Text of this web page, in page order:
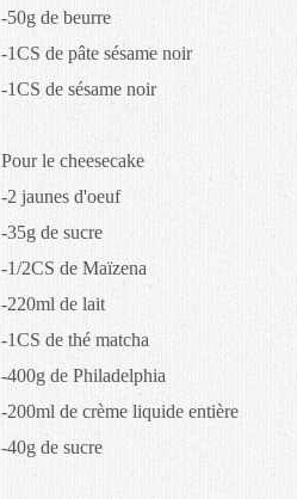
-50g de beurre
-1CS de pâte sésame noir
-1CS de sésame noir
Pour le cheesecake
-2 jaunes d'oeuf
-35g de sucre
-1/2CS de Maïzena
-220ml de lait
-1CS de thé matcha
-400g de Philadelphia
-200ml de crème liquide entière
-40g de sucre